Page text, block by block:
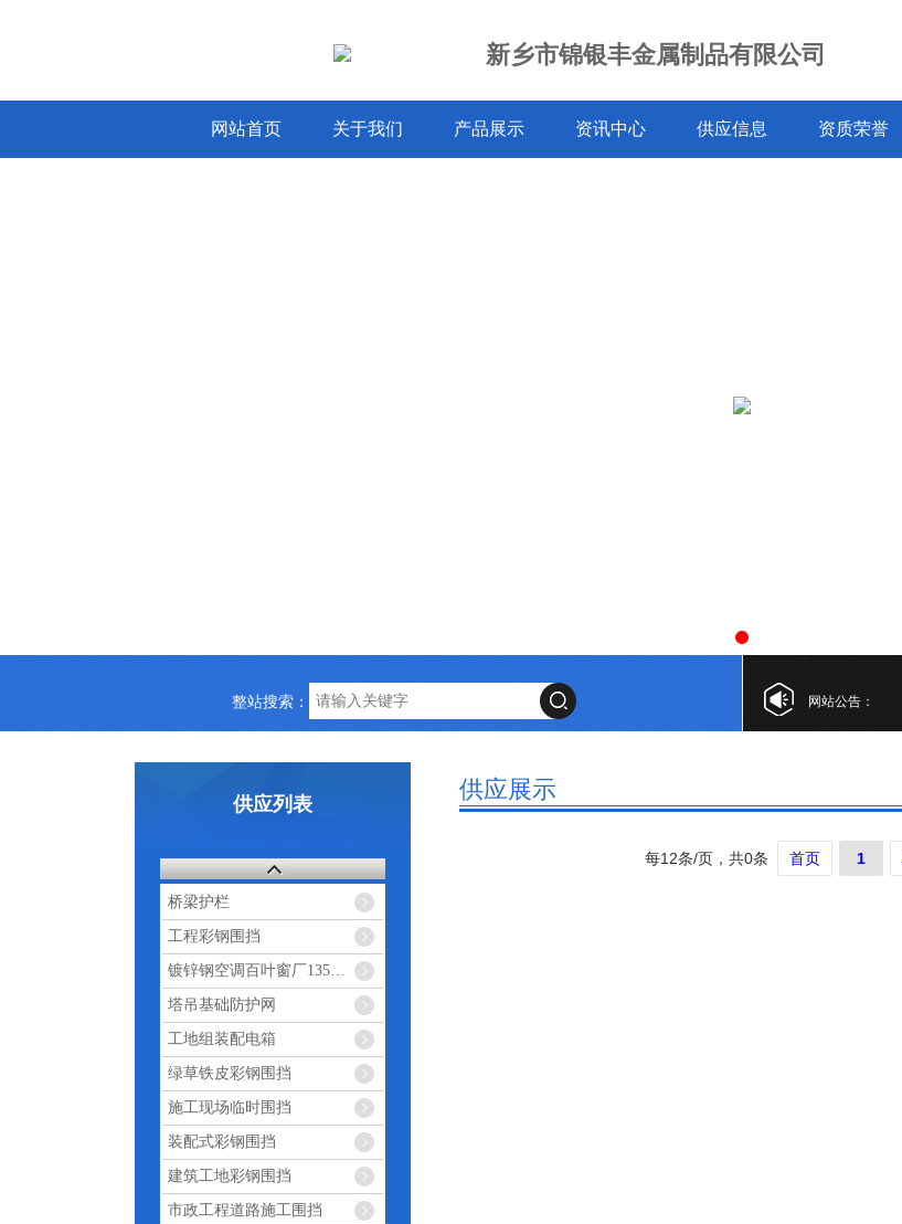
新乡市锦银丰金属制品有限公司
网站首页 关于我们 产品展示 资讯中心 供应信息 资质荣誉
整站搜索： 网站公告：
供应列表
桥梁护栏
工程彩钢围挡
镀锌钢空调百叶窗厂13513738730
塔吊基础防护网
工地组装配电箱
绿草铁皮彩钢围挡
施工现场临时围挡
装配式彩钢围挡
建筑工地彩钢围挡
市政工程道路施工围挡
供应展示
每12条/页，共0条 首页 1